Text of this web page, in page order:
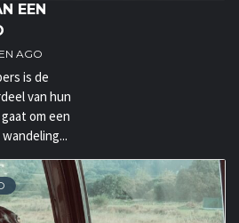
EEN
AGO
is de
van hun
om een